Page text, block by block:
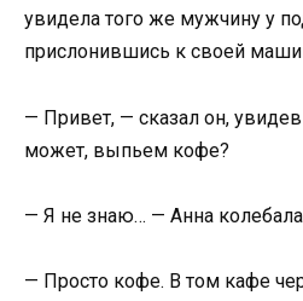
увидела того же мужчину у
прислонившись к своей
— Привет, — сказал он,
может, выпьем кофе?
— Я не знаю… — Анна
— Просто кофе. В том кафе